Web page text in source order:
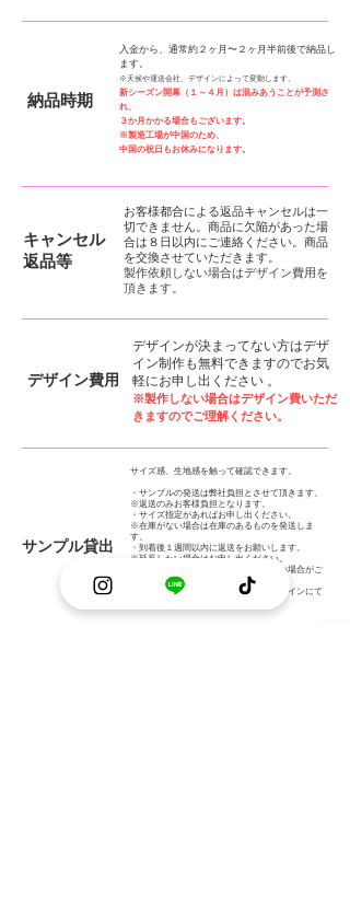
納品時期
入金から、通常約２ヶ月〜２ヶ月半前後で納品し
ます。
※天候や運送会社、デザインによって変動します。
新シーズン開幕（１～４月）は混みあうことが予測さ
れ、
３か月かかる場合もございます。
​※製造工場が中国のため、
中国の祝日もお休みになります。
キャンセル
返品等
お客様都合による返品キャンセルは一
切できません。商品に欠陥があった場
合は８日以内にご連絡ください。商品
を交換させていただきます。
製作依頼しない場合はデザイン費用を
頂きます。
デザイン費用
デザインが決まってない方はデザ
イン制作も無料できますのでお気
軽にお申し出ください️ 。
※製作しない場合はデザイン費いただ
きますのでご理解ください。
サンプル貸出
サイズ感、生地感を触って確認できます。
・サンプルの発送は弊社負担とさせて頂きます。
※返送のみお客様負担となります。
・サイズ指定があればお申し出ください。
※在庫がない場合は在庫のあるものを発送しま
す。
・到着後１週間以内に返送をお願いします。
※延長したい場合はお申し出ください。
次のお客さまがいる場合は延長できない場合がご
ざいます。
・サンプルのお写真がほしい方は公式ラインにて